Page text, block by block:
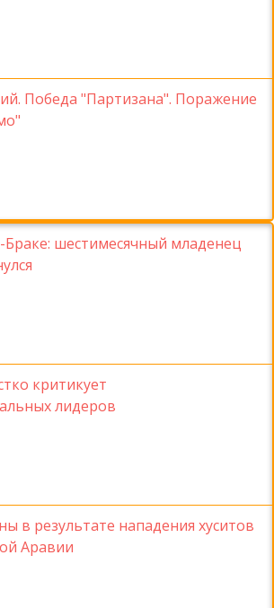
Победа "Партизана". Поражение
Браке: шестимесячный младенец
критикует
лидеров
в результате нападения хуситов
Аравии